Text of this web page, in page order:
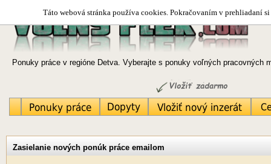
Táto webová stránka používa cookies. Pokračovaním v prehliadaní
Ponuky práce v regióne Detva. Vyberajte s ponuky voľných
Zasielanie nových ponúk práce emailom